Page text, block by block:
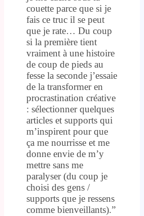
couette parce que si je
fais ce truc il se peut
que je rate… Du coup
si la première tient
vraiment à une histoire
de coup de pieds au
fesse la seconde j’essaie
de la transformer en
procrastination créative
: sélectionner quelques
articles et supports qui
m’inspirent pour que
ça me nourrisse et me
donne envie de m’y
mettre sans me
paralyser (du coup je
choisi des gens /
supports que je ressens
comme bienveillants).”